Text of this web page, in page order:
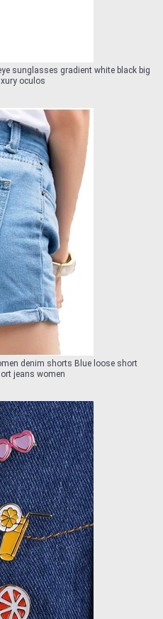
sunglasses gradient white black big
oculos
denim shorts Blue loose short
jeans women